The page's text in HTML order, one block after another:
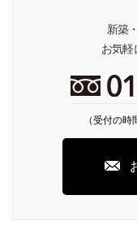
新築
お気軽
（受付の